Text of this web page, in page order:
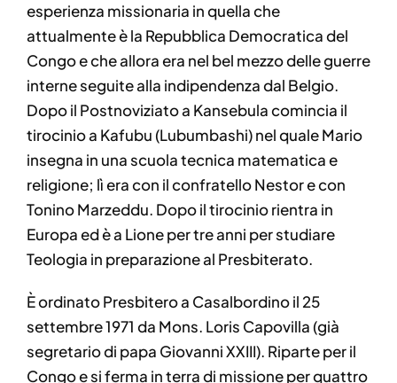
esperienza missionaria in quella che
attualmente è la Repubblica Democratica del
Congo e che allora era nel bel mezzo delle guerre
interne seguite alla indipendenza dal Belgio.
Dopo il Postnoviziato a Kansebula comincia il
tirocinio a Kafubu (Lubumbashi) nel quale Mario
insegna in una scuola tecnica matematica e
religione; lì era con il confratello Nestor e con
Tonino Marzeddu. Dopo il tirocinio rientra in
Europa ed è a Lione per tre anni per studiare
Teologia in preparazione al Presbiterato.
È ordinato Presbitero a Casalbordino il 25
settembre 1971 da Mons. Loris Capovilla (già
segretario di papa Giovanni XXIII). Riparte per il
Congo e si ferma in terra di missione per quattro